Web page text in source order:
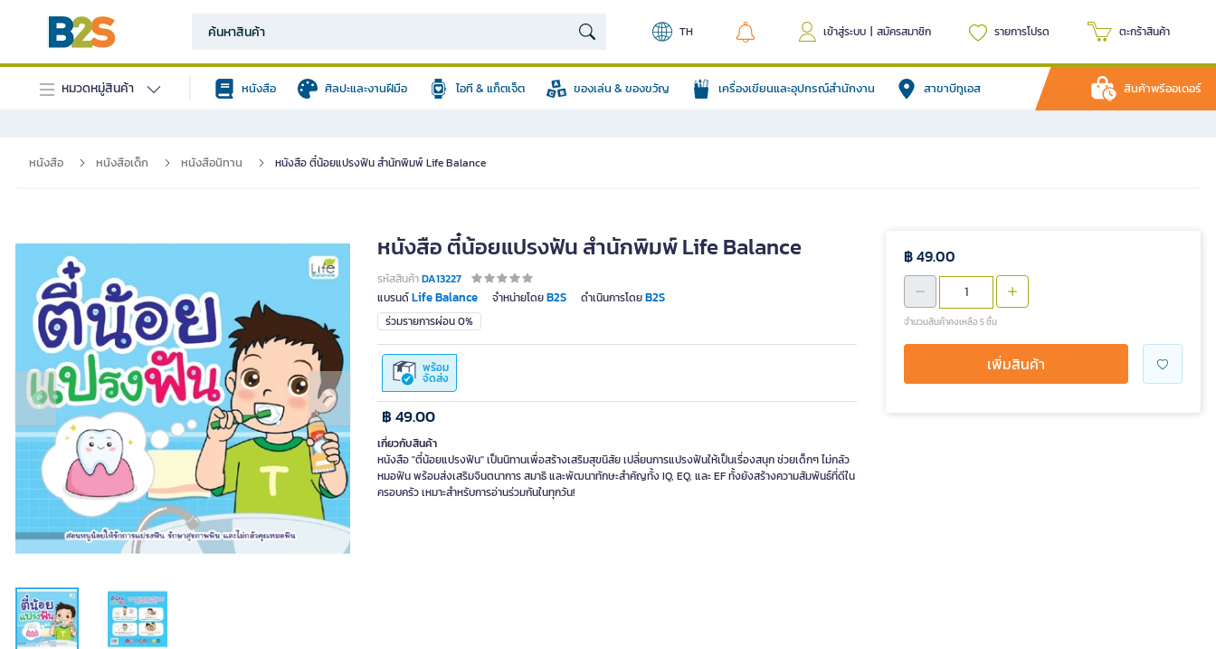
TH เข้าสู่ระบบ | สมัครสมาชิก รายการโปรด ตะกร้าสินค้า
หมวดหมู่สินค้า หนังสือ ศิลปะและงานฝีมือ ไอที & แก็ตเจ็ต ของเล่น & ของขวัญ เครื่องเขียนและอุปกรณ์สำนักงาน สาขาบีทูเอส สินค้าพรีออเดอร์
หนังสือ หนังสือเด็ก หนังสือนิทาน หนังสือ ตี๋น้อยแปรงฟัน สำนักพิมพ์ Life Balance
Previous slide Next slide
หนังสือ ตี๋น้อยแปรงฟัน สำนักพิมพ์ Life Balance
รหัสสินค้าDA13227
แบรนด์Life Balance จำหน่ายโดยB2S ดำเนินการโดยB2S
ร่วมรายการผ่อน 0%
พร้อม
จัดส่ง
฿ 49.00
เกี่ยวกับสินค้า
หนังสือ "ตี๋น้อยแปรงฟัน" เป็นนิทานเพื่อสร้างเสริมสุขนิสัย เปลี่ยนการแปรงฟันให้เป็นเรื่องสนุก ช่วยเด็กๆ ไม่กลัว
หมอฟัน พร้อมส่งเสริมจินตนาการ สมาธิ และพัฒนาทักษะสำคัญทั้ง IQ, EQ, และ EF ทั้งยังสร้างความสัมพันธ์ที่ดีใน
ครอบครัว เหมาะสำหรับการอ่านร่วมกันในทุกวัน!
฿ 49.00
จำนวนสินค้าคงเหลือ 5 ชิ้น
เพิ่มสินค้า